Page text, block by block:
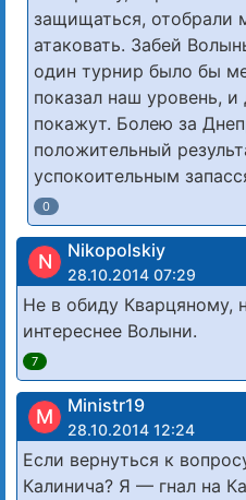
защищаться, отобрали
атаковать. Забей
один турнир было бы
показал наш уровень,
покажут. Болею за
положительный
успокоительным
0
N Nikopolskiy
28.10.2014 07:29
Не в обиду Кварцяному,
интереснее Волыни.
7
M Ministr19
28.10.2014 12:24
Если вернуться к
Калинича? Я — гнал на